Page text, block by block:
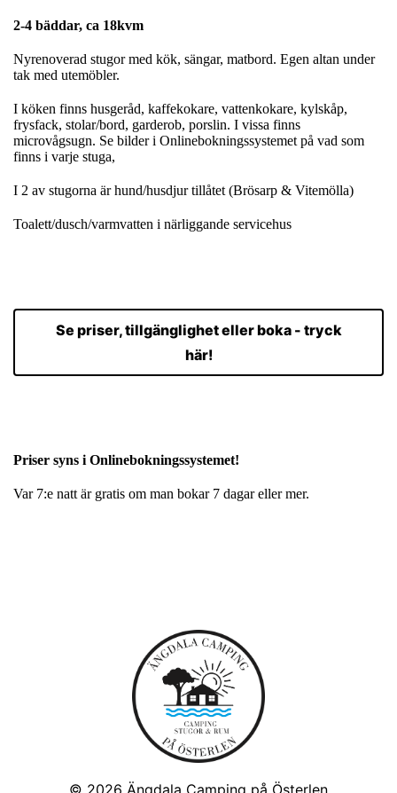
2-4 bäddar, ca 18kvm
Nyrenoverad stugor med kök, sängar, matbord. Egen altan under
tak med utemöbler.
I köken finns husgeråd, kaffekokare, vattenkokare, kylskåp,
frysfack, stolar/bord, garderob, porslin. I vissa finns
microvågsugn. Se bilder i Onlinebokningssystemet på vad som
finns i varje stuga,
I 2 av stugorna är hund/husdjur tillåtet (Brösarp & Vitemölla)
Toalett/dusch/varmvatten i närliggande servicehus
Se priser, tillgänglighet eller boka - tryck
här!
Priser syns i Onlinebokningssystemet!
Var 7:e natt är gratis om man bokar 7 dagar eller mer.
© 2026 Ängdala Camping på Österlen